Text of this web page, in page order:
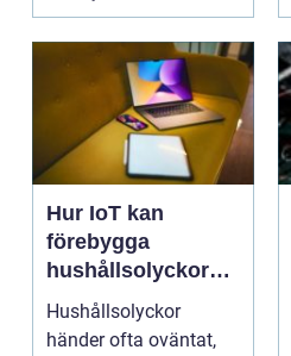
Hur IoT kan
förebygga
hushållsolyckor
innan de inträffar
Hushållsolyckor
händer ofta oväntat,